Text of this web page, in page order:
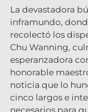
La devastadora
inframundo,
recolectó los
Chu Wanning,
esperanzadora
honorable
noticia que lo
cinco largos e
necesarios para